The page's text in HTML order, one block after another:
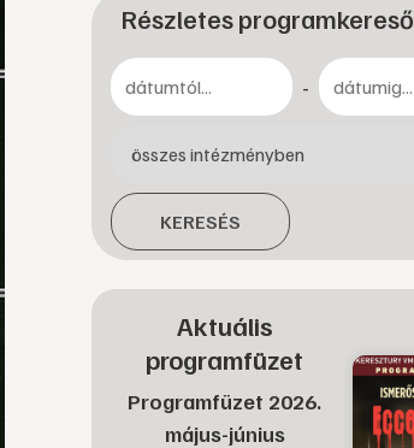
Részletes programkereső
-
KERESÉS
Aktuális
programfüzet
Programfüzet 2026.
május-június